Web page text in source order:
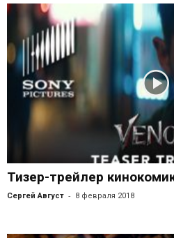
Тизер-трейлер
Сергей Август - 8 февраля 2018